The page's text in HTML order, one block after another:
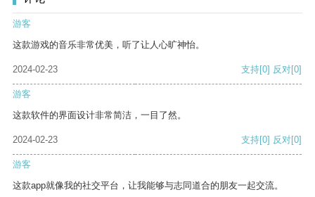
游客
这款游戏的音乐非常优美，听了让人心旷神怡。
2024-02-23 支持[0] 反对[0]
游客
这款软件的界面设计非常简洁，一目了然。
2024-02-23 支持[0] 反对[0]
游客
这款app就像我的社交平台，让我能够与志同道合的朋友一起交流。